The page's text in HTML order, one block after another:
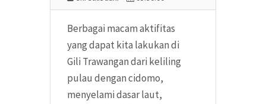
Berbagai macam aktifitas
yang dapat kita lakukan di
Gili Trawangan dari keliling
pulau dengan cidomo,
menyelami dasar laut,